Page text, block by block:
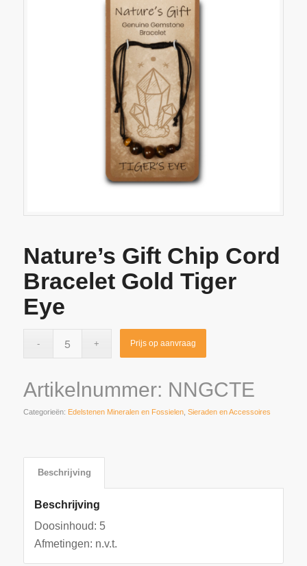
Nature’s Gift Chip Cord
Bracelet Gold Tiger
Eye
Prijs op aanvraag
Artikelnummer: NNGCTE
Categorieën: Edelstenen Mineralen en Fossielen, Sieraden en Accessoires
Beschrijving
Beschrijving
Doosinhoud: 5
Afmetingen: n.v.t.